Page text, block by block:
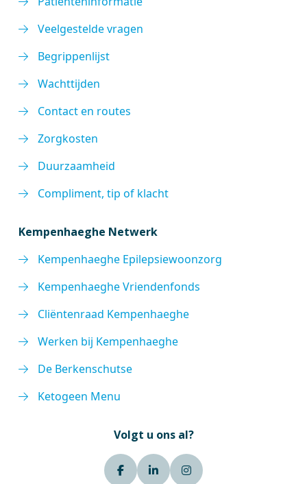
Veelgestelde vragen
Begrippenlijst
Wachttijden
Contact en routes
Zorgkosten
Duurzaamheid
Compliment, tip of klacht
Kempenhaeghe Netwerk
Kempenhaeghe Epilepsiewoonzorg
Kempenhaeghe Vriendenfonds
Cliëntenraad Kempenhaeghe
Werken bij Kempenhaeghe
De Berkenschutse
Ketogeen Menu
Volgt u ons al?